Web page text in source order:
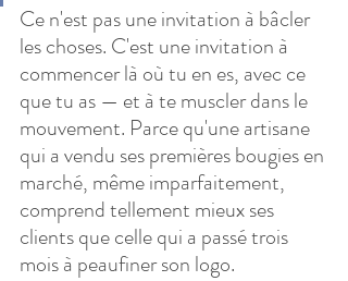
Ce n'est pas une invitation à bâcler
les choses. C'est une invitation à
commencer là où tu en es, avec ce
que tu as — et à te muscler dans le
mouvement. Parce qu'une artisane
qui a vendu ses premières bougies en
marché, même imparfaitement,
comprend tellement mieux ses
clients que celle qui a passé trois
mois à peaufiner son logo.